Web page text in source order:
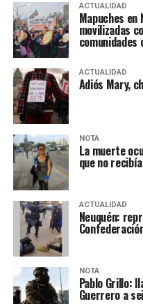
ACTUALIDAD
Mapuches en
movilizadas
ACTUALIDAD
Adiós Mary,
NOTA
La muerte
que no
ACTUALIDAD
Neuquén:
NOTA
Pablo Grillo:
Guerrero a